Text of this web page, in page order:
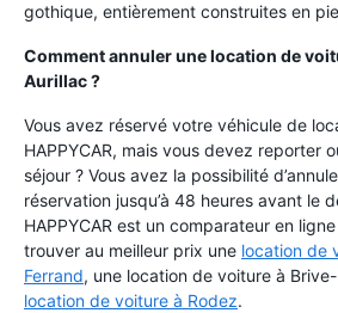
gothique, entièrement construites en
Comment annuler une location de
Aurillac ?
Vous avez réservé votre véhicule de
HAPPYCAR, mais vous devez reporter
séjour ? Vous avez la possibilité
réservation jusqu’à 48 heures avant le
HAPPYCAR est un comparateur en
trouver au meilleur prix une location de
Ferrand, une location de voiture à
location de voiture à Rodez.